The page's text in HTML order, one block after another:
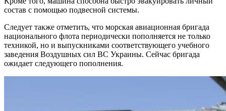
состав с помощью подвесной системы.
Следует также отметить, что морская авиационная бригада
национального флота периодически пополняется не только
техникой, но и выпускниками соответствующего учебного
заведения Воздушных сил ВС Украины. Сейчас бригада
ожидает следующего пополнения.